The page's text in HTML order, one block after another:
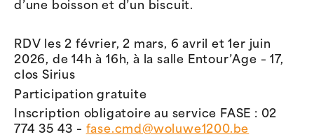
d’une boisson et d’un biscuit.
RDV les 2 février, 2 mars, 6 avril et 1er juin
2026, de 14h à 16h, à la salle Entour’Age – 17,
clos Sirius
Participation gratuite
Inscription obligatoire au service FASE : 02
774 35 43 – fase.cmd@woluwe1200.be